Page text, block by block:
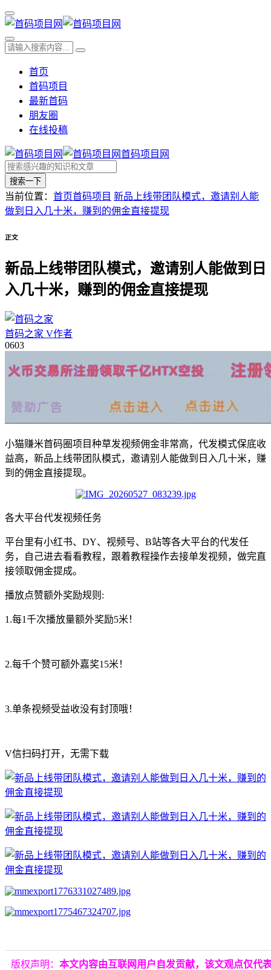
首页
首码项目
最新首码
朋友圈
在线投稿
首码项目网
搜索一下
当前位置： 首页首码项目 新品上线带团队模式，邀请别人能
做到日入几十米，赚到的佣金直接提现
正文
新品上线带团队模式，邀请别人能做到日
入几十米，赚到的佣金直接提现
首码之家 V作者
0603
小猫赚米首码圈项目种草发视频佣金非常高，代发模式保底收
益高，新品上线带团队模式，邀请别人能做到日入几十米，赚
到的佣金直接提现。
各大平台代发视频任务
平台里有小红书、DY、视频号、B站等各大平台的代发任
务，自己进去看看教程，跟着教程操作去接单发视频，做完直
接领取佣金提成。
播放点赞额外奖励规则:
1.每1千次播放量额外奖励5米！
2.每千个赞可额外嘉奖15米！
3.单条视频受益收没有封顶哦！
V信扫码打开，无需下载
版权声明： 本文内容由互联网用户自发贡献，该文观点仅代